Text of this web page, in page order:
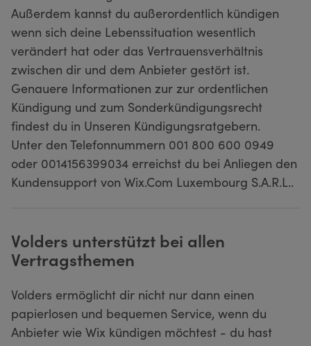
Außerdem kannst du außerordentlich kündigen
wenn sich deine Lebenssituation wesentlich
verändert hat oder das Vertrauensverhältnis
zwischen dir und dem Anbieter gestört ist.
Genauere Informationen zur zur ordentlichen
Kündigung und zum Sonderkündigungsrecht
findest du in Unseren Kündigungsratgebern.
Unter den Telefonnummern 001 800 600 0949
oder 0014156399034 erreichst du bei Anliegen den
Kundensupport von Wix.Com Luxembourg S.A.R.L..
Volders unterstützt bei allen
Vertragsthemen
Volders ermöglicht dir nicht nur dann einen
papierlosen und bequemen Service, wenn du
Anbieter wie Wix kündigen möchtest - du hast